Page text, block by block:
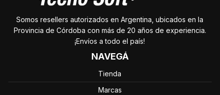
Somos resellers autorizados en Argentina, ubicados en la
Provincia de Córdoba con más de 20 años de experiencia.
¡Envíos a todo el país!
NAVEGÁ
Tienda
Marcas